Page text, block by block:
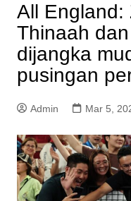
All England:
Thinaah
dijangka
pusingan
Admin Mar 5,